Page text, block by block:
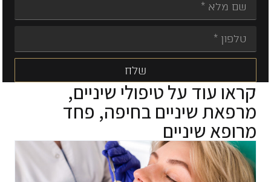
שלח
Alternative:
קראו עוד עלטיפולי שיניים,
מרפאת שיניים בחיפה, פחד
מרופא שיניים